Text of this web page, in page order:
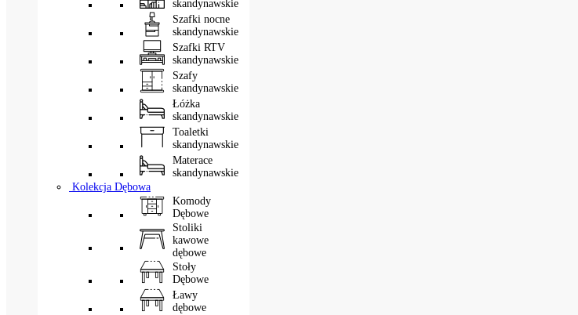
skandynawskie
Szafki nocne
skandynawskie
Szafki RTV
skandynawskie
Szafy
skandynawskie
Łóżka
skandynawskie
Toaletki
skandynawskie
Materace
skandynawskie
Kolekcja Dębowa
Komody
Dębowe
Stoliki
kawowe
dębowe
Stoły
Dębowe
Ławy
dębowe